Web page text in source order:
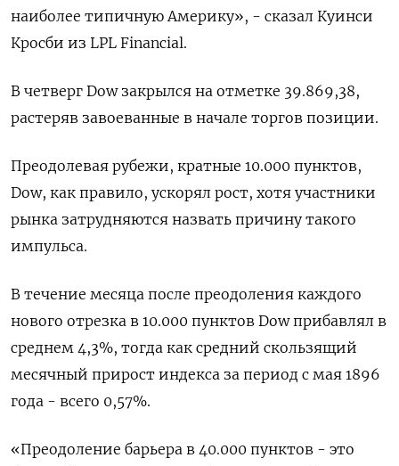
наиболее типичную Америку», - сказал Куинси
Кросби из LPL Financial.
В четверг Dow закрылся на отметке 39.869,38,
растеряв завоеванные в начале торгов позиции.
Преодолевая рубежи, кратные 10.000 пунктов,
Dow, как правило, ускорял рост, хотя участники
рынка затрудняются назвать причину такого
импульса.
В течение месяца после преодоления каждого
нового отрезка в 10.000 пунктов Dow прибавлял в
среднем 4,3%, тогда как средний скользящий
месячный прирост индекса за период с мая 1896
года - всего 0,57%.
«Преодоление барьера в 40.000 пунктов - это